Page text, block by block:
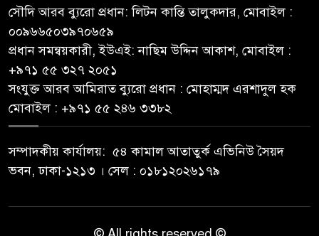
সৌদি আরব ব্যুরো প্রধান: লিটন কান্তি তালুকদার, মোবাইল :
০০৯৬৬৫০৩৯৭০৬৫৯
প্রধান সমন্বয়কারী, ইউএই: নাছিম উদ্দিন আকাশ, মোবাইল :
‪+৯৭১ ৫৫ ৩২৭ ২০৫১‬
সংযুক্ত আরব আমিরাত ব্যুরো প্রধান : মোহাম্মদ এরশাদুল হক
মোবাইল : +৯৭১ ৫৫ ২৪৬ ৩৩৮২
সম্পাদকীয় কার্যালয়: ৫৪ কামাল আতাতুর্ক এভিনিউ সৈয়দ
ভবন, ঢাকা-১২১৩ । সেল : ০১৮১২০২৬১৭৯